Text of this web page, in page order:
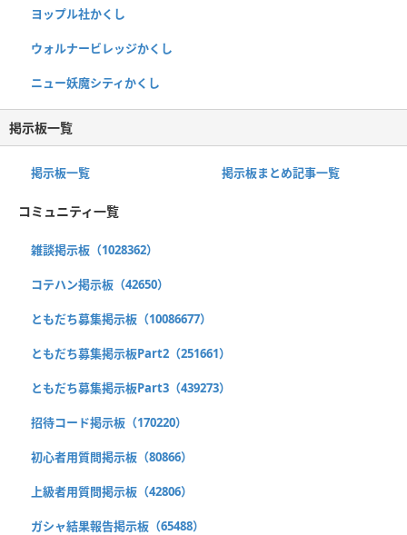
ヨップル社かくし
ウォルナービレッジかくし
ニュー妖魔シティかくし
掲示板一覧
掲示板一覧 掲示板まとめ記事一覧
コミュニティ一覧
雑談掲示板（1028362）
コテハン掲示板（42650）
ともだち募集掲示板（10086677）
ともだち募集掲示板Part2（251661）
ともだち募集掲示板Part3（439273）
招待コード掲示板（170220）
初心者用質問掲示板（80866）
上級者用質問掲示板（42806）
ガシャ結果報告掲示板（65488）